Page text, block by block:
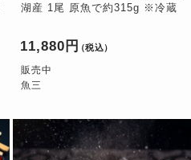
湖産 1尾 原魚で約315g ※冷蔵
11,880円 （税込）
販売中
魚三